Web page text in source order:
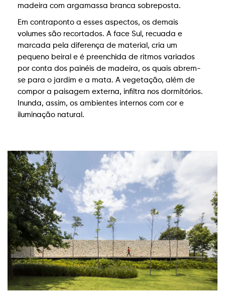
madeira com argamassa branca sobreposta.
Em contraponto a esses aspectos, os demais
volumes são recortados. A face Sul, recuada e
marcada pela diferença de material, cria um
pequeno beiral e é preenchida de ritmos variados
por conta dos painéis de madeira, os quais abrem-
se para o jardim e a mata. A vegetação, além de
compor a paisagem externa, infiltra nos dormitórios.
Inunda, assim, os ambientes internos com cor e
iluminação natural.